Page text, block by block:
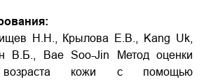
Н.Н., Крылова Е.В., Kang Uk,
В.Б., Bae Soo-Jin Метод оценки
возраста кожи с помощью